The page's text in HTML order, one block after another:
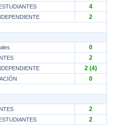
4
2
0
2
2 (4)
0
2
2